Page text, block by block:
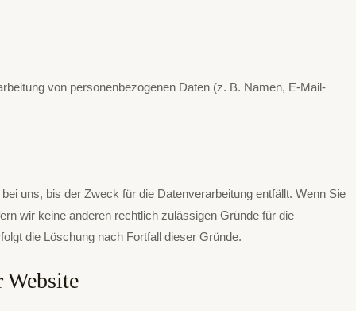
von personenbezogenen Daten (z. B. Namen, E-Mail-
uns, bis der Zweck für die Datenverarbeitung entfällt. Wenn Sie
wir keine anderen rechtlich zulässigen Gründe für die
die Löschung nach Fortfall dieser Gründe.
Website